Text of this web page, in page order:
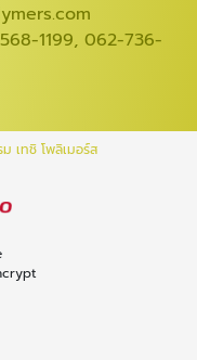
1199, 062-736-
เทชิ โพลิเมอร์ส